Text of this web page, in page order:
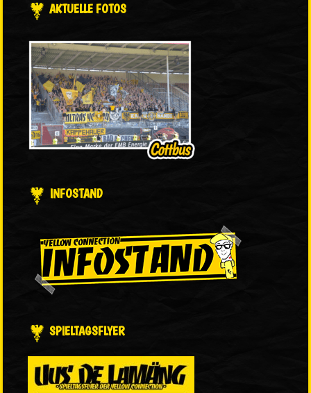
AKTUELLE FOTOS
INFOSTAND
SPIELTAGSFLYER